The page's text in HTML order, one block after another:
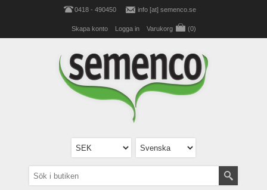
0418 - 490450 info [at] semenco.se
Skapa konto Logga in Varukorg (0)